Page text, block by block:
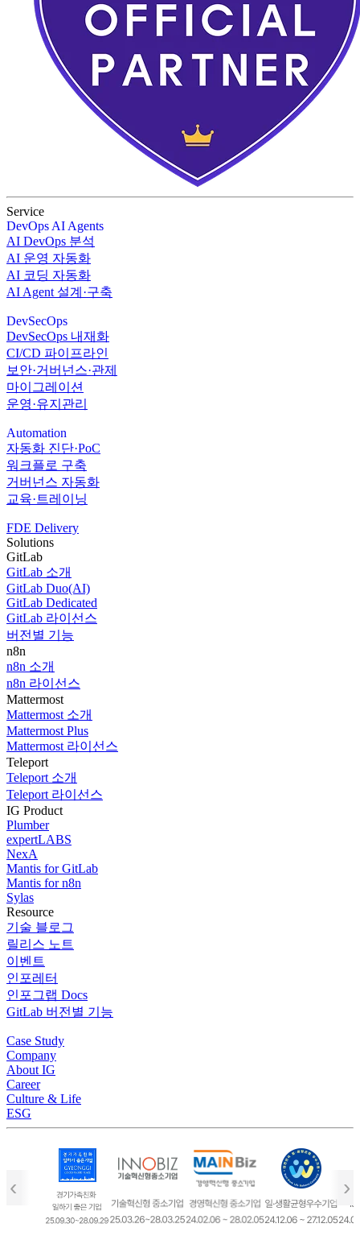
Service
DevOps AI Agents
AI DevOps 분석
AI 운영 자동화
AI 코딩 자동화
AI Agent 설계·구축
DevSecOps
DevSecOps 내재화
CI/CD 파이프라인
보안·거버넌스·관제
마이그레이션
운영·유지관리
Automation
자동화 진단·PoC
워크플로 구축
거버넌스 자동화
교육·트레이닝
FDE Delivery
Solutions
GitLab
GitLab 소개
GitLab Duo(AI)
GitLab Dedicated
GitLab 라이선스
버전별 기능
n8n
n8n 소개
n8n 라이선스
Mattermost
Mattermost 소개
Mattermost Plus
Mattermost 라이선스
Teleport
Teleport 소개
Teleport 라이선스
IG Product
Plumber
expertLABS
NexA
Mantis for GitLab
Mantis for n8n
Sylas
Resource
기술 블로그
릴리스 노트
이벤트
인포레터
인포그랩 Docs
GitLab 버전별 기능
Case Study
Company
About IG
Career
Culture & Life
ESG
‹ ›